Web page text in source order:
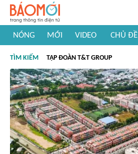
NÓNG MỚI VIDEO CHỦ ĐỀ
#Khám phá thế giới
TÌM KIẾM TẬP ĐOÀN T&T GROUP